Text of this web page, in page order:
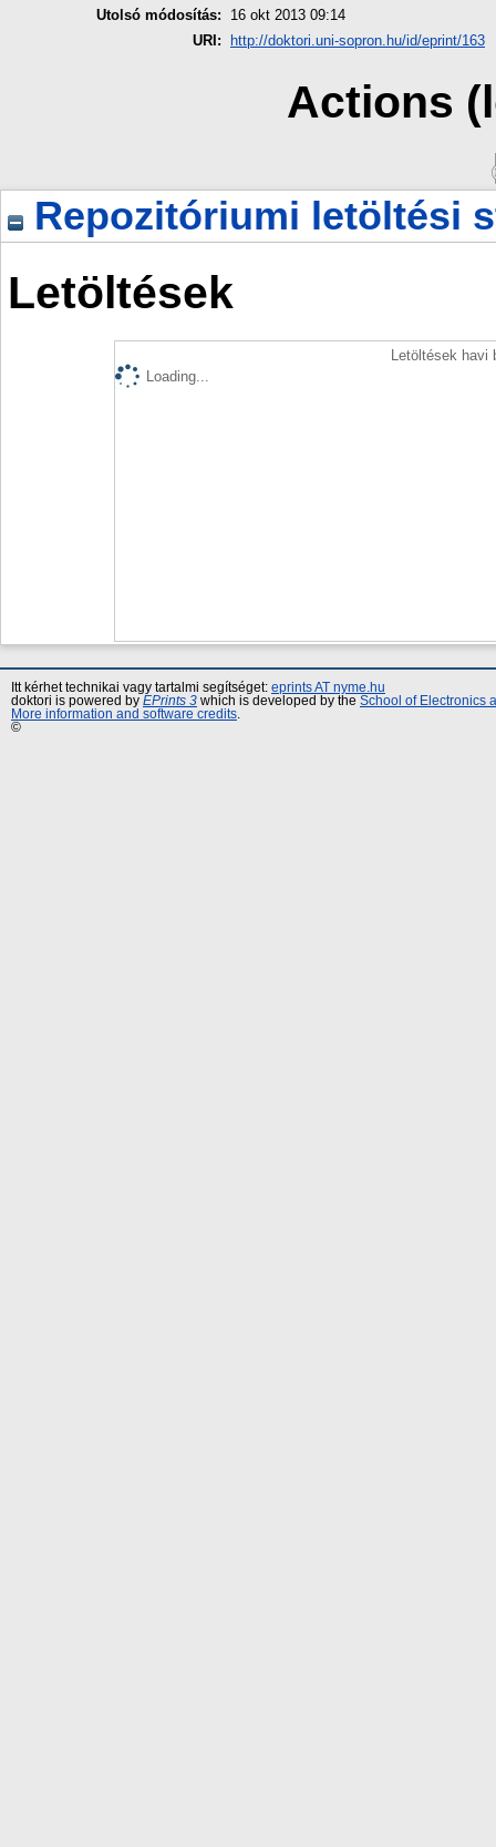
Utolsó módosítás:
16 okt 2013 09:14
URI:
http://doktori.uni-sopron.hu/id/eprint/163
Actions
Repozitóriumi letöltési
Letöltések
Letöltések
Loading...
Itt kérhet technikai vagy tartalmi segítséget: eprints AT nyme.hu
doktori is powered by EPrints 3 which is developed by the School of Electronics
More information and software credits
©